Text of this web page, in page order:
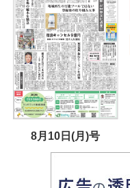
8月10日(月)号